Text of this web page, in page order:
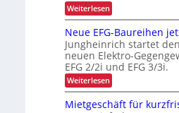
s
t
s
m
e
t
n
d
e
r
L
o
g
i
s
t
i
Weiterlesen:
Z
u
v
e
r
l
ä
s
i
Neue EFG-Baureihen
Jungheinrich startet
neuen Elektro-
EFG 2/2i und EFG 3/3i.
Weiterlesen:
N
e
u
Mietgeschäft für